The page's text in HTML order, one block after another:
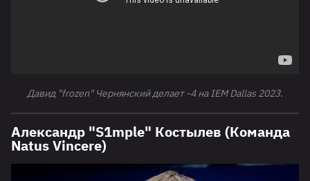
Давид "frozen" Чернянский делает -4 на IEM Dallas 2023.
Александр "S1mple" Костылев (Команда
Natus Vincere)